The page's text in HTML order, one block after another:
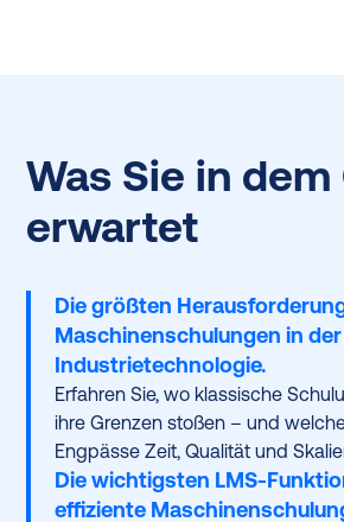
Was Sie in dem
erwartet
Die größten
Maschinenschulungen in der
Industrietechnologie.
Erfahren Sie, wo klassische
ihre Grenzen stoßen – und
Engpässe Zeit, Qualität und
Die wichtigsten LMS-
effiziente